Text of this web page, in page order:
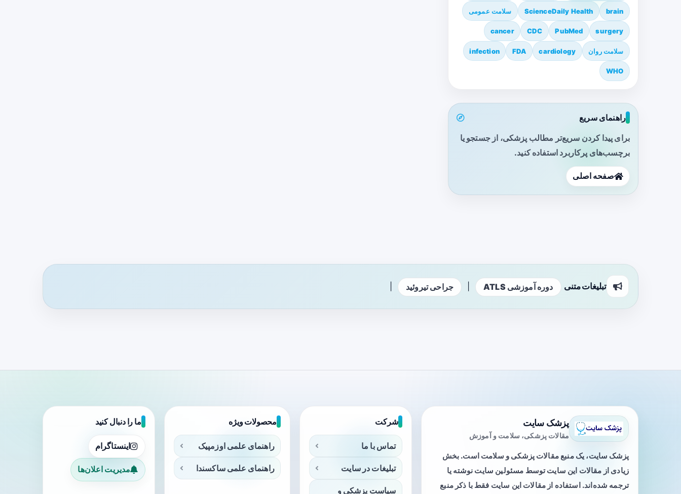
brain
ScienceDaily Health سلامت عمومی
surgery
PubMed
CDC
cancer
سلامت روان cardiology
FDA
infection
WHO
راهنمای سریع
برای پیدا کردن سریع‌تر مطالب پزشکی، از جستجو یا
برچسب‌های پرکاربرد استفاده کنید.
صفحه اصلی
تبلیغات متنی دوره آموزشی ATLS جراحی تیروئید
پزشک سایت
مقالات پزشکی، سلامت و آموزش
پزشک سایت، یک منبع مقالات پزشکی و سلامت است. بخش
زیادی از مقالات این سایت توسط مسئولین سایت نوشته یا
ترجمه شده‌اند. استفاده از مقالات این سایت فقط با ذکر منبع
شرکت
تماس با ما
تبلیغات در سایت
سیاست پزشکی و
محصولات ویژه
راهنمای علمی اوزمپیک
راهنمای علمی ساکسندا
ما را دنبال کنید
اینستاگرام
مدیریت اعلان‌ها